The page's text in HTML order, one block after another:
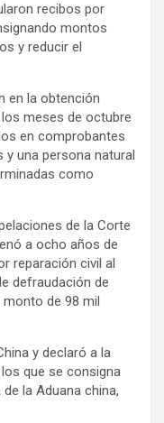
recibos por
montos
y reducir el
en la obtención
meses de octubre
en comprobantes
una persona natural
como
de la Corte
a ocho años de
reparación civil al
defraudación de
monto de 98 mil
y declaró a la
que se consigna
la Aduana china,